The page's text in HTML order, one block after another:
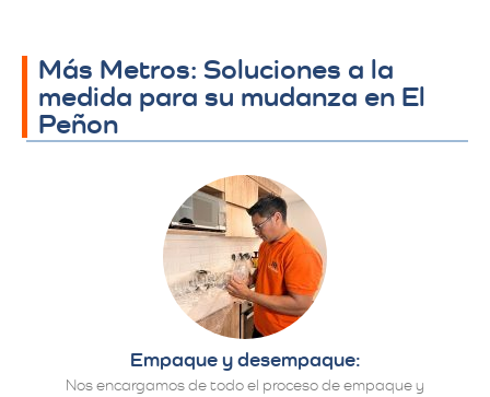
Más Metros: Soluciones a la
medida para su mudanza en El
Peñon
Empaque y desempaque:
Nos encargamos de todo el proceso de empaque y